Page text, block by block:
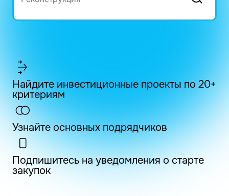
Найдите инвестиционные проекты по 20+
критериям
Узнайте основных подрядчиков
Подпишитесь на уведомления о старте
закупок